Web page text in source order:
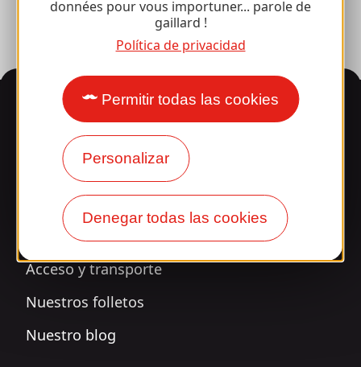
données pour vous importuner... parole de
gaillard !
Política de privacidad
Permitir todas las cookies
Personalizar
Denegar todas las cookies
Información
¿Le sorprende nuestro
diseño?
Nuestros horarios
Acceso y transporte
Nuestros folletos
Nuestro blog